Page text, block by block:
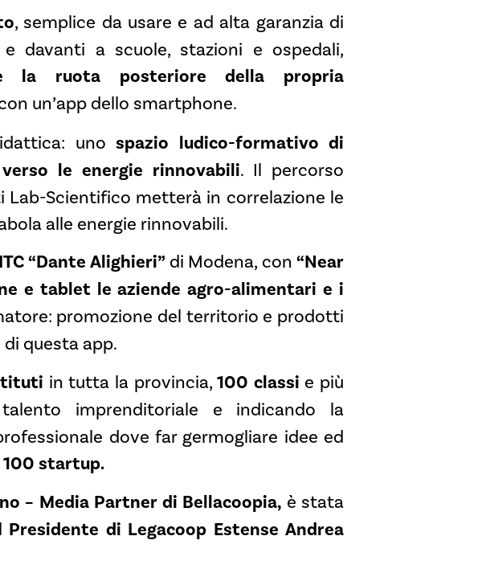
, semplice da usare e ad alta garanzia di
davanti a scuole, stazioni e ospedali,
la ruota posteriore della propria
un’app dello smartphone.
uno spazio ludico-formativo di
le energie rinnovabili. Il percorso
Scientifico metterà in correlazione le
alle energie rinnovabili.
“Dante Alighieri” di Modena, con“Near
e tablet le aziende agro-alimentari e i
promozione del territorio e prodotti
questa app.
in tutta la provincia,100 classi e più
imprenditoriale e indicando la
dove far germogliare idee ed
startup.
– Media Partner di Bellacoopia, è stata
Presidente di Legacoop Estense Andrea